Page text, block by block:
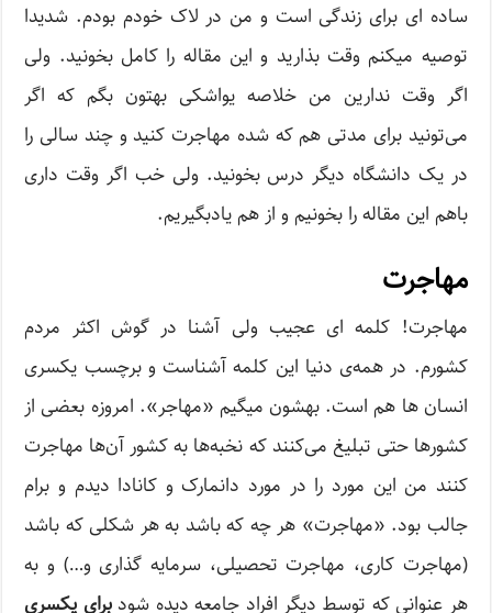
ساده ای برای زندگی است و من در لاک خودم بودم. شدیدا
توصیه میکنم وقت بذارید و این مقاله را کامل بخونید. ولی
اگر وقت ندارین من خلاصه یواشکی بهتون بگم که اگر
می‌تونید برای مدتی هم که شده مهاجرت کنید و چند سالی را
در یک دانشگاه دیگر درس بخونید. ولی خب اگر وقت داری
باهم این مقاله را بخونیم و از هم یادبگیریم.
مهاجرت
مهاجرت! کلمه ای عجیب ولی آشنا در گوش اکثر مردم
کشورم. در همه‌ی دنیا این کلمه آشناست و برچسب یکسری
انسان ها هم است. بهشون میگیم «مهاجر». امروزه بعضی از
کشورها حتی تبلیغ می‌کنند که نخبه‌ها به کشور آن‌ها مهاجرت
کنند من این مورد را در مورد دانمارک و کانادا دیدم و برام
جالب بود. «مهاجرت» هر چه که باشد به هر شکلی که باشد
(مهاجرت کاری، مهاجرت تحصیلی، سرمایه گذاری و…) و به
هر عنوانی که توسط دیگر افراد جامعه دیده شودبرای یکسری